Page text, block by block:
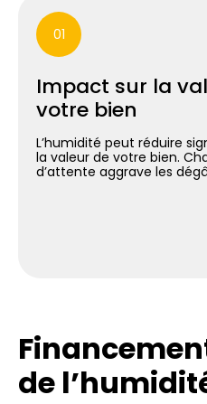
01
Impact sur la
votre bien
L’humidité peut réduire
la valeur de votre bien.
d’attente aggrave les
de